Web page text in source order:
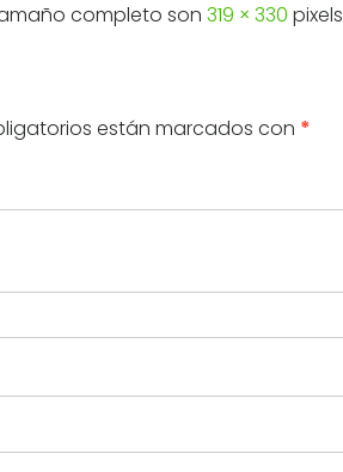
completo son 319 × 330 pixels
están marcados con *